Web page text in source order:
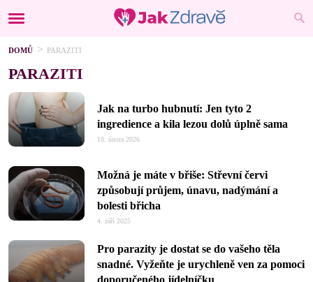
DOMŮ PARAZITI
PARAZITI
Jak na turbo hubnutí: Jen tyto 2
ingredience a kila lezou dolů úplně sama
10. února 2026
Možná je máte v břiše: Střevní červi
způsobují průjem, únavu, nadýmání a
bolesti břicha
4. září 2025
Pro parazity je dostat se do vašeho těla
snadné. Vyžeňte je urychleně ven za pomoci
doporučeného jídelníčku